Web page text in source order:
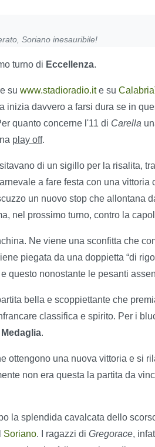
Soriano inesauribile!
turno di Eccellenza.
su www.stadioradio.ite su
inizia davvero a farsi dura se in
quanto concerne l'11 di Carella
play off.
di un sigillo per la risalita,
a fare festa con una vittoria
un nuovo stop che allontana
nel prossimo turno, contro la
Ne viene una sconfitta che
piegata da una doppietta “di
e questo nonostante le pesanti
bella e scoppiettante che
classifica e spirito. Per i
Medaglia.
ottengono una nuova vittoria e si
non era questa la partita da
la splendida cavalcata dello
Soriano. I ragazzi di Gregorace,